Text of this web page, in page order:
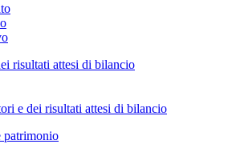
risultati attesi di bilancio
e dei risultati attesi di bilancio
patrimonio